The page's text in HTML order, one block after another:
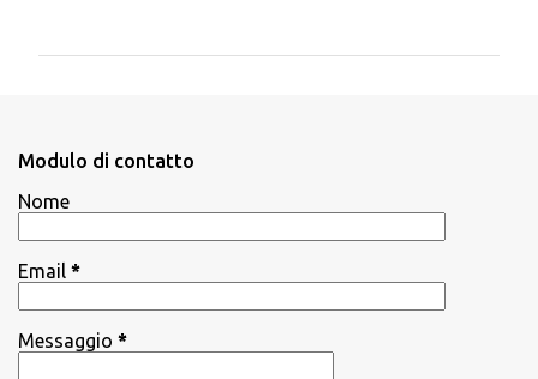
i
Modulo di contatto
Nome
Email *
Messaggio *